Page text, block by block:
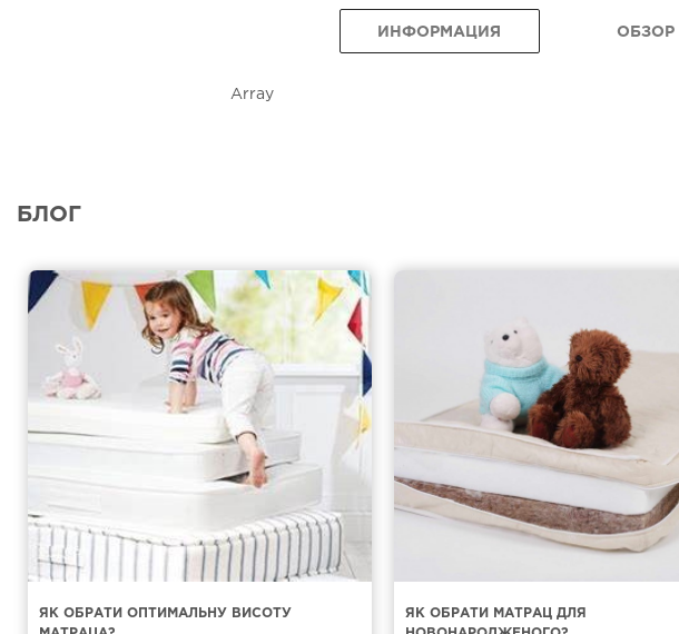
ИНФОРМАЦИЯ ОБЗОР
Array
БЛОГ
ЯК ОБРАТИ ОПТИМАЛЬНУ ВИСОТУ
ЯК ОБРАТИ МАТРАЦ ДЛЯ